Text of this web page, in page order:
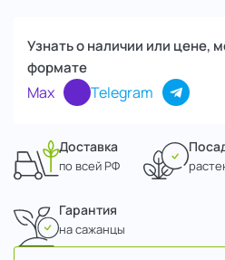
Узнать о наличии или цене,
формате
Max Telegram
Доставка
по всей РФ
Гарантия
на сажанцы